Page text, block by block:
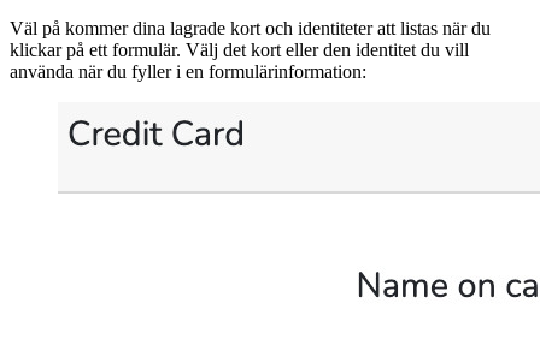
Väl på kommer dina lagrade kort och identiteter att listas när du
klickar på ett formulär. Välj det kort eller den identitet du vill
använda när du fyller i en formulärinformation: